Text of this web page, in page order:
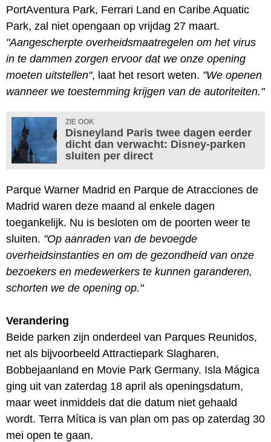
PortAventura Park, Ferrari Land en Caribe Aquatic
Park, zal niet opengaan op vrijdag 27 maart.
"Aangescherpte overheidsmaatregelen om het virus
in te dammen zorgen ervoor dat we onze opening
moeten uitstellen", laat het resort weten. "We openen
wanneer we toestemming krijgen van de autoriteiten."
ZIE OOK
Disneyland Paris twee dagen eerder
dicht dan verwacht: Disney-parken
sluiten per direct
Parque Warner Madrid en Parque de Atracciones de
Madrid waren deze maand al enkele dagen
toegankelijk. Nu is besloten om de poorten weer te
sluiten. "Op aanraden van de bevoegde
overheidsinstanties en om de gezondheid van onze
bezoekers en medewerkers te kunnen garanderen,
schorten we de opening op."
Verandering
Beide parken zijn onderdeel van Parques Reunidos,
net als bijvoorbeeld Attractiepark Slagharen,
Bobbejaanland en Movie Park Germany. Isla Mágica
ging uit van zaterdag 18 april als openingsdatum,
maar weet inmiddels dat die datum niet gehaald
wordt. Terra Mítica is van plan om pas op zaterdag 30
mei open te gaan.